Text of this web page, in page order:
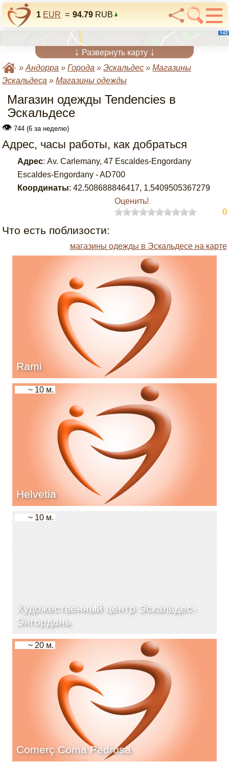
1 EUR = 94.79 RUB
↓ Развернуть карту ↓
»Андорра »Города »Эскальдес »Магазины
Эскальдеса »Магазины одежды
Магазин одежды Tendencies в
Эскальдесе
👁 744 (6 за неделю)
Адрес, часы работы, как добраться
Адрес:Av. Carlemany, 47 Escaldes-Engordany
Escaldes-Engordany - AD700
Координаты: 42.508688846417, 1.5409505367279
Оценить!
0
Что есть поблизости:
магазины одежды в Эскальдесе на карте
Rami
Helvetia
~ 10 м.
Художественный центр Эскальдес-
Энгордань
~ 10 м.
Comerç Coma Pedrosa
~ 20 м.